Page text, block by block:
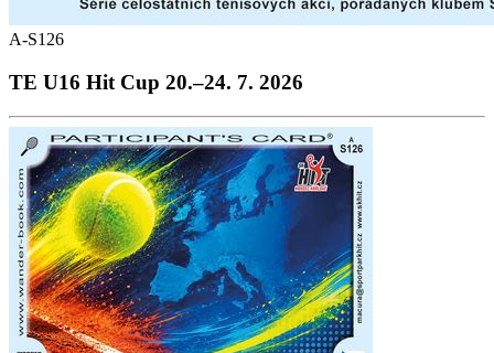
A-S126
TE U16 Hit Cup 20.–24. 7. 2026